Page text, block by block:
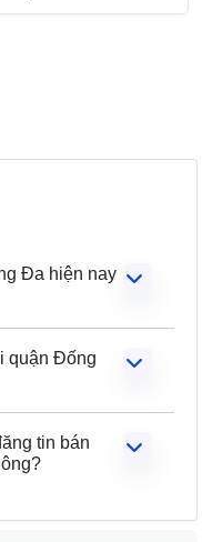
Đa hiện nay
quận Đống
tin bán